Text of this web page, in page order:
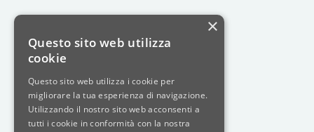
×
Questo sito web utilizza
cookie
Questo sito web utilizza i cookie per
migliorare la tua esperienza di navigazione.
Utilizzando il nostro sito web acconsenti a
tutti i cookie in conformità con la nostra